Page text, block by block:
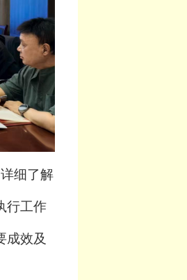
细了解
行工作
成效及